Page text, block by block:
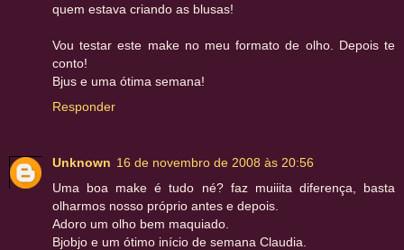
quem estava criando as blusas!
Vou testar este make no meu formato de olho. Depois te
conto!
Bjus e uma ótima semana!
Responder
Unknown 16 de novembro de 2008 às 20:56
Uma boa make é tudo né? faz muiiita diferença, basta
olharmos nosso próprio antes e depois.
Adoro um olho bem maquiado.
Bjobjo e um ótimo início de semana Claudia.